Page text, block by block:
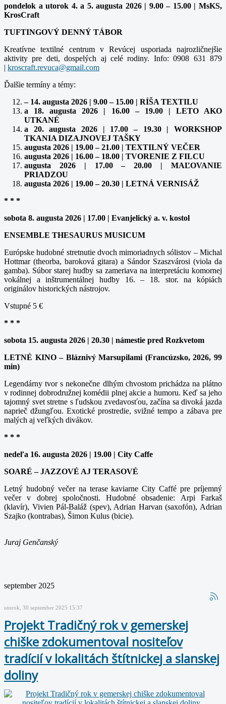
pondelok a utorok 4. a 5. augusta 2026 | 9.00 – 15.00 | MsKS,
KrosCraft
TUFTINGOVÝ DENNÝ TÁBOR
Kreatívne textilné centrum v Revúcej usporiada najrozličnejšie
aktivity pre deti, dospelých aj celé rodiny. Info: 0908 631 879
|
Ďalšie termíny a témy:
– 14. augusta 2026 | 9.00 – 15.00 | RÍŠA TEXTILU
a 18. augusta 2026 | 16.00 – 19.00 | LETO AKO
UTKANÉ
a 20. augusta 2026 | 17.00 – 19.30 | WORKSHOP
TKANIA DIZAJNOVEJ TAŠKY
augusta 2026 | 19.00 – 21.00 | TEXTILNÝ VEČER
augusta 2026 | 16.00 – 18.00 | TVORENIE Z FILCU
augusta 2026 | 17.00 – 20.00 | MAĽOVANIE
PRIADZOU
augusta 2026 | 19.00 – 20.30 | LETNÁ VERNISÁŽ
* * *
sobota 8. augusta 2026 | 17.00 | Evanjelický a. v. kostol
ENSEMBLE THESAURUS MUSICUM
Európske hudobné stretnutie dvoch mimoriadnych sólistov – Michal
Hottmar (theorba, baroková gitara) a Sándor Szaszvárosi (viola da
gamba). Súbor starej hudby sa zameriava na interpretáciu komornej
vokálnej a inštrumentálnej hudby 16. – 18. stor. na kópiách
originálov historických nástrojov.
Vstupné 5 €
* * *
sobota 15. augusta 2026 | 20.30 | námestie pred Rozkvetom
LETNÉ KINO – Bláznivý Marsupilami (Francúzsko, 2026, 99
min)
Legendárny tvor s nekonečne dlhým chvostom prichádza na plátno
v rodinnej dobrodružnej komédii plnej akcie a humoru. Keď sa jeho
tajomný svet stretne s ľudskou zvedavosťou, začína sa divoká jazda
naprieč džungľou. Exotické prostredie, svižné tempo a zábava pre
malých aj veľkých divákov.
* * *
nedeľa 16. augusta 2026 | 19.00 | City Caffe
SOARÉ – JAZZOVÉ AJ TERASOVÉ
Letný hudobný večer na terase kaviarne City Caffé pre príjemný
večer v dobrej spoločnosti. Hudobné obsadenie: Arpi Farkaš
(klavír), Vivien Pál-Baláž (spev), Adrian Harvan (saxofón), Adrian
Szajko (kontrabas), Šimon Kulus (bicie).
Juraj Genčanský
september 2025
utorok, 30 september 2025 15:37
Projekt Tradičný rok v gemerskej
chiške zdokumentoval nositeľov
tradícií v lokalitách štítnickej a slanskej
doliny